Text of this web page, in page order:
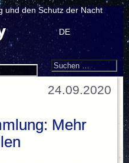
und den Schutz der Nacht
DE
Search
Suchen
24.09.2020
Mehr